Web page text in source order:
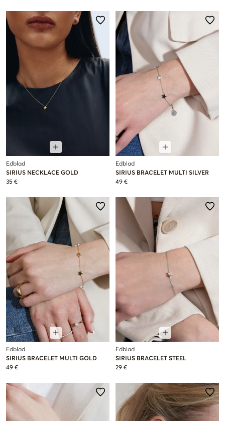
Edblad
SIRIUS NECKLACE GOLD
35 €
Edblad
SIRIUS BRACELET MULTI SILVER
49 €
Edblad
SIRIUS BRACELET MULTI GOLD
49 €
Edblad
SIRIUS BRACELET STEEL
29 €